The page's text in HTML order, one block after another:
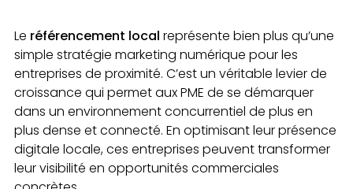
Le référencement local représente bien plus qu’une
simple stratégie marketing numérique pour les
entreprises de proximité. C’est un véritable levier de
croissance qui permet aux PME de se démarquer
dans un environnement concurrentiel de plus en
plus dense et connecté. En optimisant leur présence
digitale locale, ces entreprises peuvent transformer
leur visibilité en opportunités commerciales